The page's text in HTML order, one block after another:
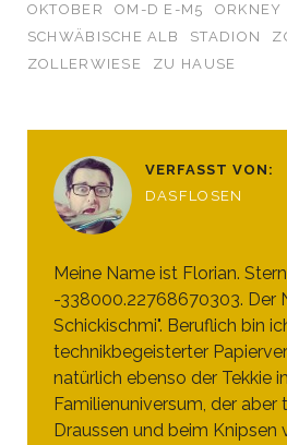
OKTOBER
OM-D E-M5
ORKNEY
SCHWÄBISCHE ALB
STADION
ZOLLERWIESE
ZU HAUSE
VERFASST VON:
DASFLOSEN
Meine Name ist Florian.
-338000.22768670303. Der
Schickischmi". Beruflich bin
technikbegeisterter
natürlich ebenso der Tekkie
Familienuniversum, der
Draussen und beim Knipsen